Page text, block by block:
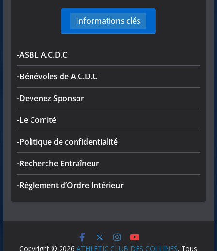
Informations clés
-ASBL A.C.D.C
-Bénévoles de A.C.D.C
-Devenez Sponsor
-Le Comité
-Politique de confidentialité
-Recherche Entraîneur
-Règlement d’Ordre Intérieur
Copyright © 2026ATHLETIC CLUB DES COLLINES. Tous